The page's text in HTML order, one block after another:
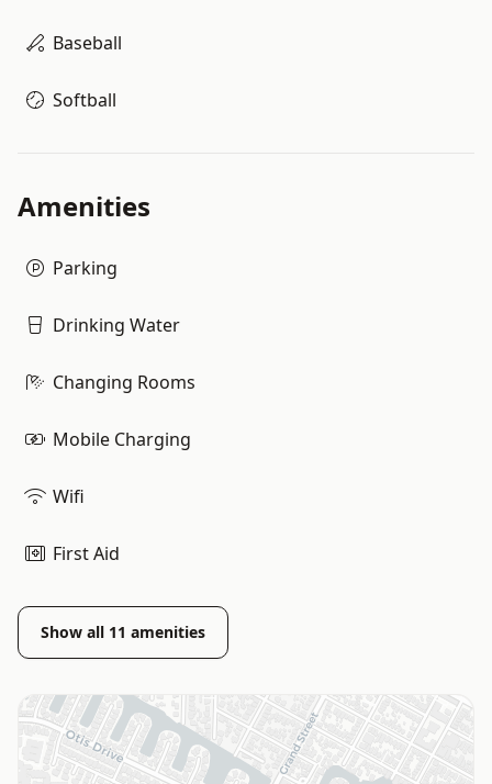
Baseball
Softball
Amenities
Parking
Drinking Water
Changing Rooms
Mobile Charging
Wifi
First Aid
Show all 11 amenities